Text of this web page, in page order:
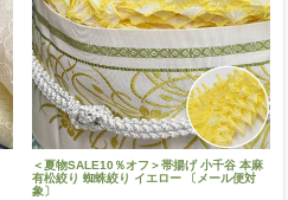
＜夏物SALE10％オフ＞帯揚げ 小千谷 本麻
有松絞り 蜘蛛絞り イエロー 〔メール便対
象〕